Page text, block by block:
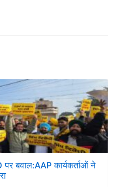
बवाल:AAP कार्यकर्ताओं ने